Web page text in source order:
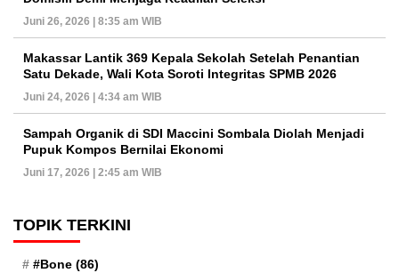
Juni 26, 2026 | 8:35 am WIB
Makassar Lantik 369 Kepala Sekolah Setelah Penantian
Satu Dekade, Wali Kota Soroti Integritas SPMB 2026
Juni 24, 2026 | 4:34 am WIB
Sampah Organik di SDI Maccini Sombala Diolah Menjadi
Pupuk Kompos Bernilai Ekonomi
Juni 17, 2026 | 2:45 am WIB
TOPIK TERKINI
#Bone (86)